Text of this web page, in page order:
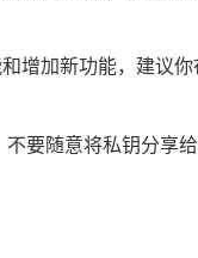
增加新功能，建议
要随意将私钥分